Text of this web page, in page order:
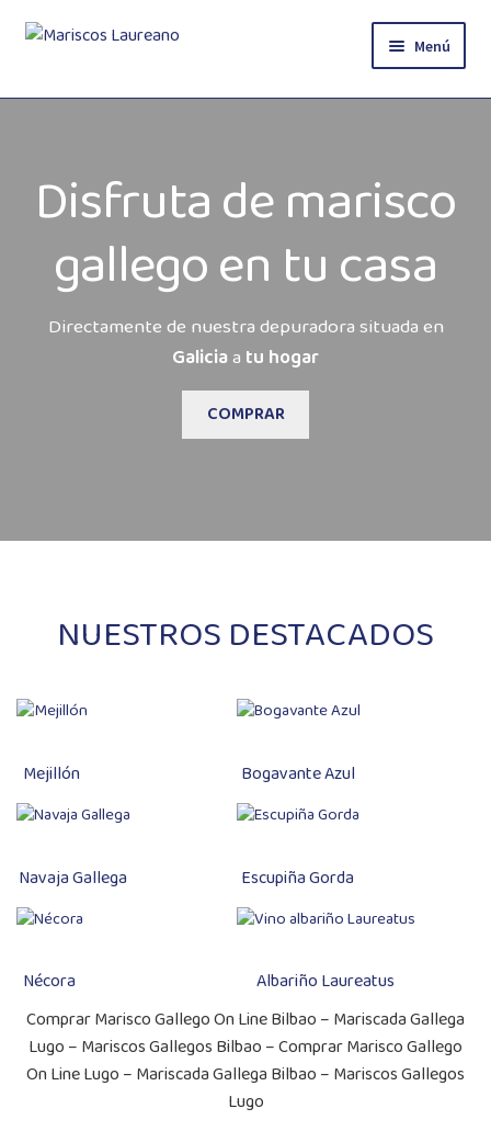
Ir
Ir
Menú
Inicio
Blog
Contacto
Pagos
Disfruta de marisco
gallego en tu casa
Directamente de nuestra depuradora situada en
Galiciaa tu hogar
COMPRAR
NUESTROS DESTACADOS
Mejillón Bogavante Azul
Navaja Gallega Escupiña Gorda
Nécora
Albariño Laureatus
Comprar Marisco Gallego On Line Bilbao – Mariscada Gallega
Lugo – Mariscos Gallegos Bilbao – Comprar Marisco Gallego
On Line Lugo – Mariscada Gallega Bilbao – Mariscos Gallegos
Lugo